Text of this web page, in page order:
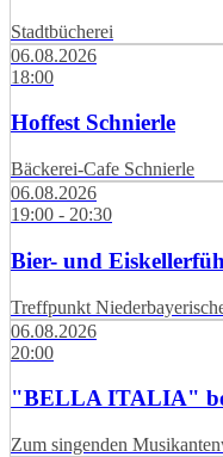
Stadtbücherei
06.08.2026
18:00
Hoffest Schnierle
Bäckerei-Cafe Schnierle
06.08.2026
19:00 - 20:30
Bier- und
Treffpunkt
06.08.2026
20:00
"BELLA ITALIA"
Zum singenden